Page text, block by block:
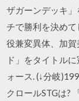
ザガーンデッキ
チで勝利を決め
役兼変異体、加
ド」をタイトル
ォース. (↓分岐
クロールSTGは?